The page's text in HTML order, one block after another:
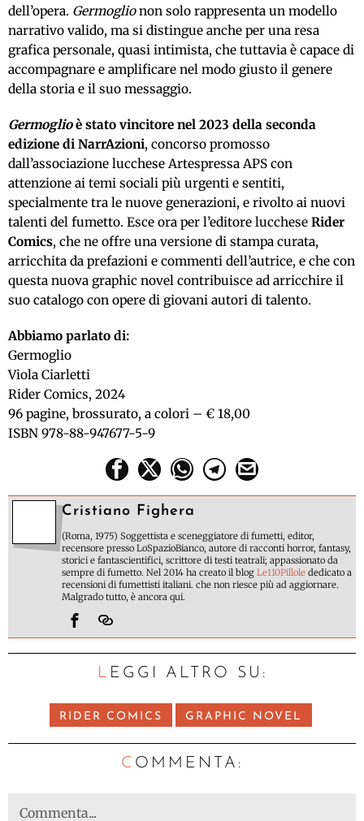
dell’opera. Germoglionon solo rappresenta un modello
narrativo valido, ma si distingue anche per una resa
grafica personale, quasi intimista, che tuttavia è capace di
accompagnare e amplificare nel modo giusto il genere
della storia e il suo messaggio.
Germoglioè stato vincitore nel 2023 della seconda
edizione di NarrAzioni, concorso promosso
dall’associazione lucchese Artespressa APS con
attenzione ai temi sociali più urgenti e sentiti,
specialmente tra le nuove generazioni, e rivolto ai nuovi
talenti del fumetto. Esce ora per l’editore lucchese Rider
Comics, che ne offre una versione di stampa curata,
arricchita da prefazioni e commenti dell’autrice, e che con
questa nuova graphic novel contribuisce ad arricchire il
suo catalogo con opere di giovani autori di talento.
Abbiamo parlato di:
Germoglio
Viola Ciarletti
Rider Comics, 2024
96 pagine, brossurato, a colori – € 18,00
ISBN 978-88-947677-5-9
Cristiano Fighera
(Roma, 1975) Soggettista e sceneggiatore di fumetti, editor,
recensore presso LoSpazioBianco, autore di racconti horror, fantasy,
storici e fantascientifici, scrittore di testi teatrali; appassionato da
sempre di fumetto. Nel 2014 ha creato il blog Le110Pillole dedicato a
recensioni di fumettisti italiani. che non riesce più ad aggiornare.
Malgrado tutto, è ancora qui.
LEGGI ALTRO SU:
RIDER COMICS GRAPHIC NOVEL
C OMMENTA: